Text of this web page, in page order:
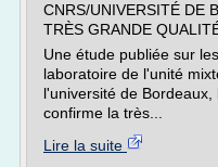
CNRS/UNIVERSITÉ DE
TRÈS GRANDE
Une étude publiée sur
laboratoire de l'unité
l'université de Bordeaux,
confirme la très...
Lire la suite